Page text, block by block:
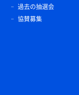
過去の抽選会
協賛募集